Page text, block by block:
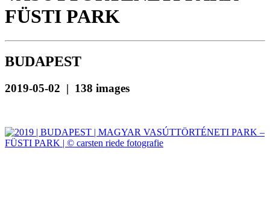
FÜSTI PARK
BUDAPEST
2019-05-02 | 138 images